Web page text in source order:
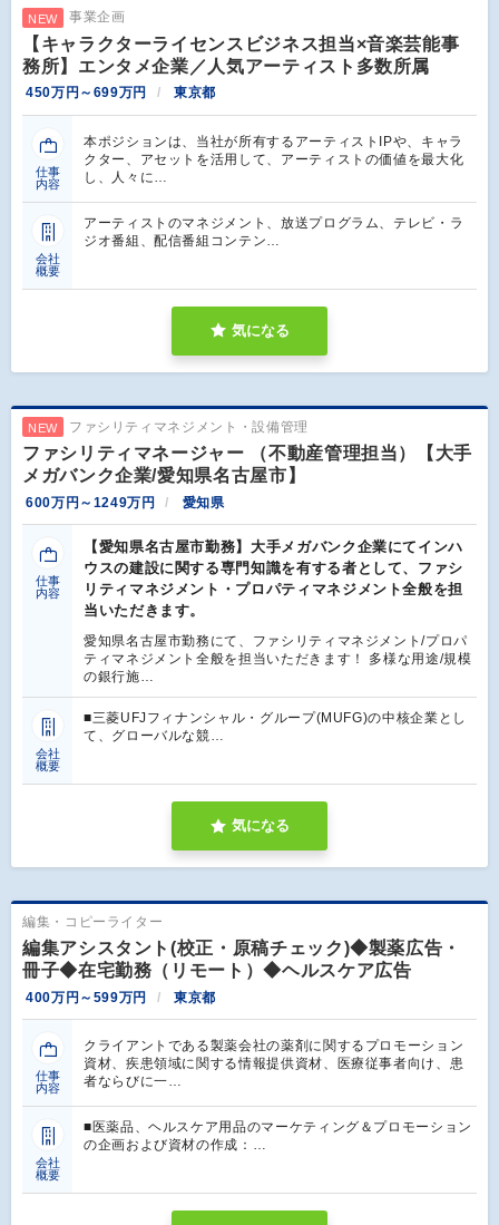
NEW 事業企画
【キャラクターライセンスビジネス担当×音楽芸能事
務所】エンタメ企業／人気アーティスト多数所属
450万円～699万円 東京都
仕事
内容
本ポジションは、当社が所有するアーティストIPや、キャラ
クター、アセットを活用して、アーティストの価値を最大化
し、人々に…
会社
概要
アーティストのマネジメント、放送プログラム、テレビ・ラ
ジオ番組、配信番組コンテン…
気になる
NEW ファシリティマネジメント・設備管理
ファシリティマネージャー （不動産管理担当）【大手
メガバンク企業/愛知県名古屋市】
600万円～1249万円 愛知県
仕事
内容
【愛知県名古屋市勤務】大手メガバンク企業にてインハ
ウスの建設に関する専門知識を有する者として、ファシ
リティマネジメント・プロパティマネジメント全般を担
当いただきます。
愛知県名古屋市勤務にて、ファシリティマネジメント/プロパ
ティマネジメント全般を担当いただきます！ 多様な用途/規模
の銀行施…
会社
概要
■三菱UFJフィナンシャル・グループ(MUFG)の中核企業とし
て、グローバルな競…
気になる
編集・コピーライター
編集アシスタント(校正・原稿チェック)◆製薬広告・
冊子◆在宅勤務（リモート）◆ヘルスケア広告
400万円～599万円 東京都
仕事
内容
クライアントである製薬会社の薬剤に関するプロモーション
資材、疾患領域に関する情報提供資材、医療従事者向け、患
者ならびに一…
会社
概要
■医薬品、ヘルスケア用品のマーケティング＆プロモーション
の企画および資材の作成：…